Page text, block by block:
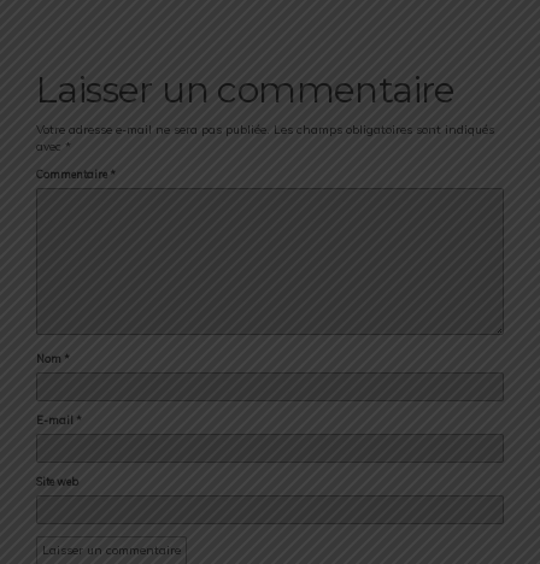
Laisser un commentaire
Votre adresse e-mail ne sera pas publiée. Les champs obligatoires sont indiqués
avec *
Commentaire *
Nom *
E-mail *
Site web